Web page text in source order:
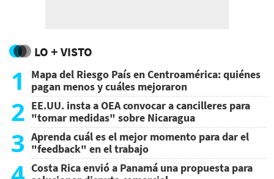
LO + VISTO
1
Mapa del Riesgo País en Centroamérica: quiénes
pagan menos y cuáles mejoraron
2 EE.UU. insta a OEA convocar a cancilleres para
"tomar medidas" sobre Nicaragua
3 Aprenda cuál es el mejor momento para dar el
"feedback" en el trabajo
Costa Rica envió a Panamá una propuesta para